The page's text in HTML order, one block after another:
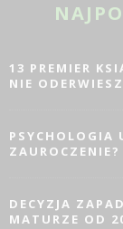
13 PREMIER
NIE ODERWIESZ
PSYCHOLOGIA
ZAUROCZENIE?
DECYZJA
MATURZE OD